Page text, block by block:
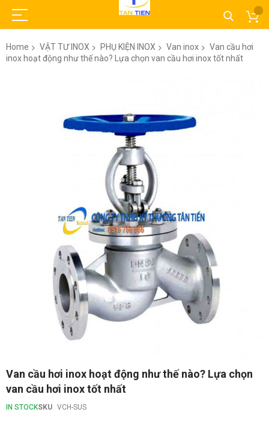
Home VẬT TƯ INOX PHỤ KIỆN INOX Van inox
Van cầu hơi
inox hoạt động như thế nào? Lựa chọn van cầu hơi inox tốt nhất
Skip
the
of
Van cầu hơi inox hoạt động như thế nào? Lựa chọn
van cầu hơi inox tốt nhất
IN STOCKSKU VCH-SUS